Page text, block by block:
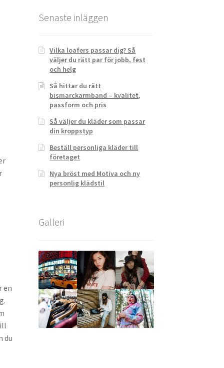
en
du
Senaste inläggen
Vilka loafers passar dig? Så
väljer du rätt par för jobb, fest
och helg
Så hittar du rätt
bismarckarmband – kvalitet,
passform och pris
Så väljer du kläder som passar
din kroppstyp
Beställ personliga kläder till
företaget
Nya bröst med Motiva och ny
personlig klädstil
Galleri